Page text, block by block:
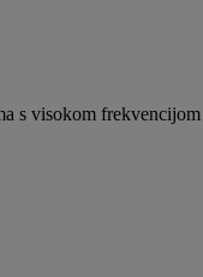
visokom frekvencijom